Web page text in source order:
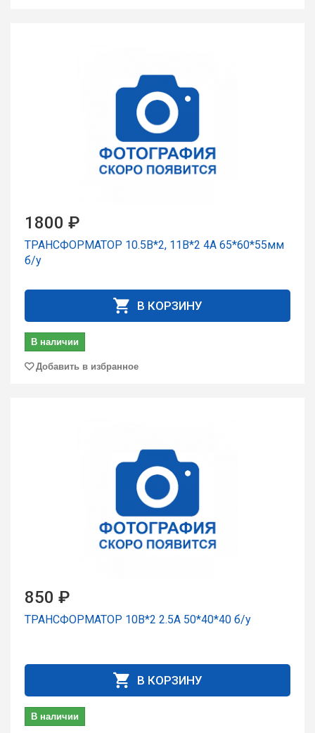
1800 ₽
ТРАНСФОРМАТОР 10.5В*2, 11В*2 4А 65*60*55мм
б/у
В КОРЗИНУ
В наличии
Добавить в избранное
850 ₽
ТРАНСФОРМАТОР 10В*2 2.5А 50*40*40 б/у
В КОРЗИНУ
В наличии